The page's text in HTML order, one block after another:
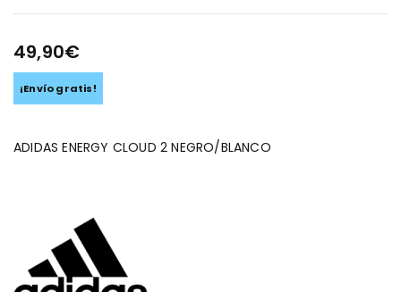
49,90€
¡Envío gratis!
ADIDAS ENERGY CLOUD 2 NEGRO/BLANCO